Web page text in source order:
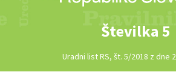
Številka 5
Uradni list RS, št. 5/2018 z dne